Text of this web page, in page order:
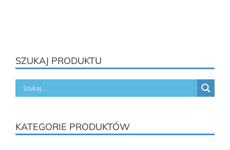
SZUKAJ PRODUKTU
KATEGORIE PRODUKTÓW